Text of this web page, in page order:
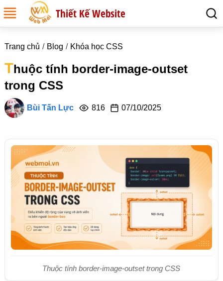
Thiết Kế Website
Trang chủ Blog Khóa học CSS
Thuộc tính border-image-outset
trong CSS
Bùi Tấn Lực 816 07/10/2025
Thuộc tính border-image-outset trong CSS